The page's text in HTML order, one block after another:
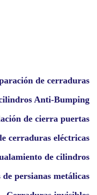
de cerraduras
Anti-Bumping
de cierra puertas
cerraduras eléctricas
de cilindros
persianas metálicas